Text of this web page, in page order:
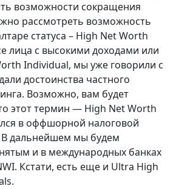
возможности сокращения
рассмотреть возможность
статуса – High Net Worth
лица с высокими доходами или
Individual, мы уже говорили с
достоинства частного
Возможно, вам будет
этот термин — High Net Worth
в оффшорной налоговой
В дальнейшем мы будем
и в международных банках
Кстати, есть еще и Ultra High